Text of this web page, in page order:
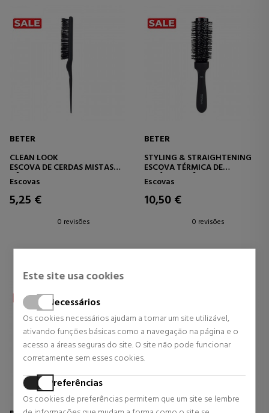
Este site usa cookies
Necessários
Os cookies necessários ajudam a tornar um site utilizável,
ativando funções básicas como a navegação na página e o
acesso a áreas seguras do site. O site não pode funcionar
corretamente sem esses cookies.
Preferências
Os cookies de preferências permitem que um site se lembre
BETER
CLEAN LOOK
ESCOVA DE CERDAS MISTAS
Nº 15
Escovas
5,25 €
0 revisões
BETER
STYLING & STRAIGHTENING
ESCOVA TÉRMICA DE
CERÂMICA Nº 14
Escovas
10,50 €
0 revisões